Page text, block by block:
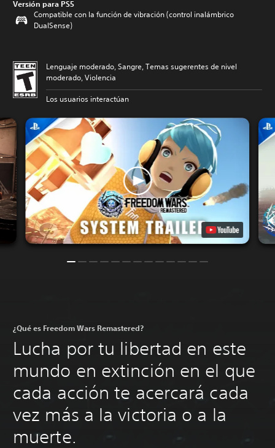
Versión para PS5
Compatible con la función de vibración (control inalámbrico
DualSense)
Lenguaje moderado, Sangre, Temas sugerentes de nivel
moderado, Violencia
Los usuarios interactúan
¿Qué es Freedom Wars Remastered?
Lucha por tu libertad en este
mundo en extinción en el que
cada acción te acercará cada
vez más a la victoria o a la
muerte.